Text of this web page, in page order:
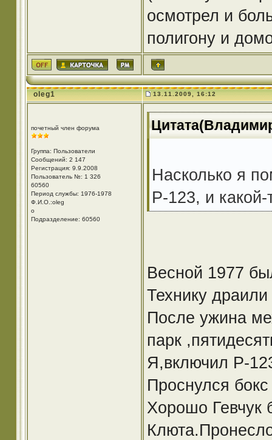
осмотрел и
полигону и
oleg1 13.11.2009, 16:12
почетный член форума
Группа: Пользователи
Сообщений: 2 147
Регистрация: 9.9.2008
Пользователь №: 1 326
60560
Период службы: 1976-1978
Ф.И.О.:oleg
o
Подразделение: 60560
Насколько я
Р-123, и
Весной 1977
Технику
После ужина
парк
Я,включил Р-
Проснулся
Хорошо Гевчук